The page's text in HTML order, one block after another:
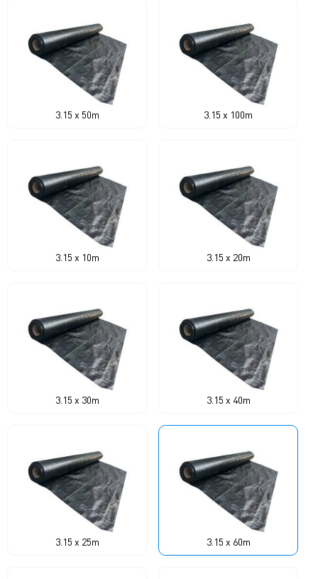
3.15 x 50m 3.15 x 100m
3.15 x 10m 3.15 x 20m
3.15 x 30m 3.15 x 40m
3.15 x 25m 3.15 x 60m